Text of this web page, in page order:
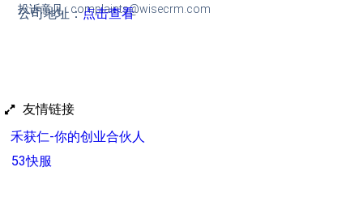
投诉意见 : complaints@wisecrm.com
公司地址：点击查看
友情链接
禾获仁-你的创业合伙人
53快服